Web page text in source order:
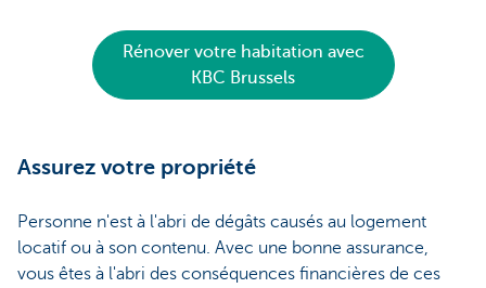
Rénover votre habitation avec
KBC Brussels
Assurez votre propriété
Personne n'est à l'abri de dégâts causés au logement
locatif ou à son contenu. Avec une bonne assurance,
vous êtes à l'abri des conséquences financières de ces